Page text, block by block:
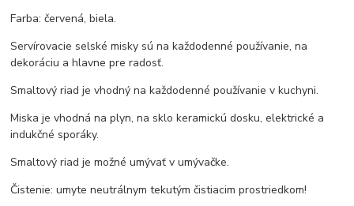
Farba: červená, biela.
Servírovacie selské misky sú na každodenné používanie, na
dekoráciu a hlavne pre radosť.
Smaltový riad je vhodný na každodenné používanie v kuchyni.
Miska je vhodná na plyn, na sklo keramickú dosku, elektrické a
indukčné sporáky.
Smaltový riad je možné umývať v umývačke.
Čistenie: umyte neutrálnym tekutým čistiacim prostriedkom!